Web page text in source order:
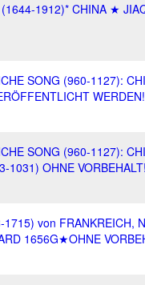
1912)* CHINA ★
SONG (960-1127):
WERDEN!
SONG (960-1127):
1031) OHNE VORBEHALT!
von FRANKREICH,
1656G★OHNE